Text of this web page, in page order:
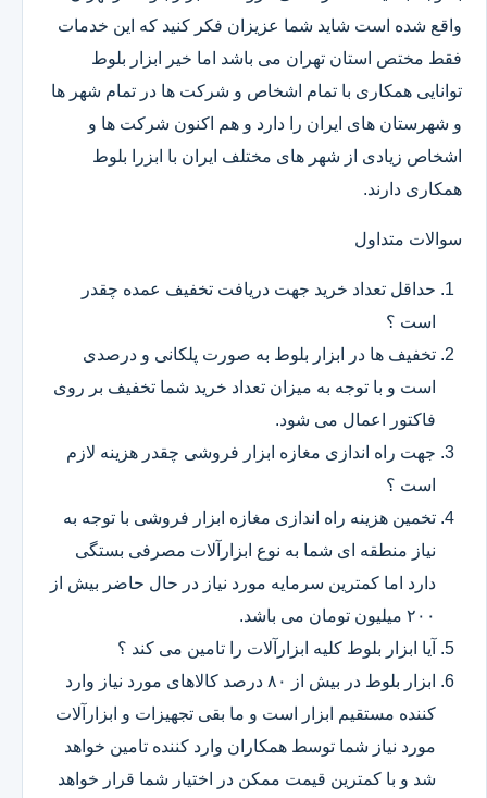
واقع شده است شاید شما عزیزان فکر کنید که این خدمات
فقط مختص استان تهران می باشد اما خیر ابزار بلوط
توانایی همکاری با تمام اشخاص و شرکت ها در تمام شهر ها
و شهرستان های ایران را دارد و هم اکنون شرکت ها و
اشخاص زیادی از شهر های مختلف ایران با ابزرا بلوط
همکاری دارند.
سوالات متداول
حداقل تعداد خرید جهت دریافت تخفیف عمده چقدر
است ؟
تخفیف ها در ابزار بلوط به صورت پلکانی و درصدی
است و با توجه به میزان تعداد خرید شما تخفیف بر روی
فاکتور اعمال می شود.
جهت راه اندازی مغازه ابزار فروشی چقدر هزینه لازم
است ؟
تخمین هزینه راه اندازی مغازه ابزار فروشی با توجه به
نیاز منطقه ای شما به نوع ابزارآلات مصرفی بستگی
دارد اما کمترین سرمایه مورد نیاز در حال حاضر بیش از
۲۰۰ میلیون تومان می باشد.
آیا ابزار بلوط کلیه ابزارآلات را تامین می کند ؟
ابزار بلوط در بیش از ۸۰ درصد کالاهای مورد نیاز وارد
کننده مستقیم ابزار است و ما بقی تجهیزات و ابزارآلات
مورد نیاز شما توسط همکاران وارد کننده تامین خواهد
شد و با کمترین قیمت ممکن در اختیار شما قرار خواهد